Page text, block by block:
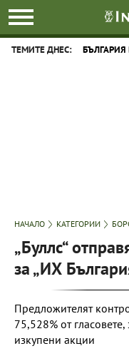
ТЕМИТЕ ДНЕС: БЪЛГАРИЯ
НАЧАЛО КАТЕГОРИИ
„Буллс“
за „ИХ
Предложителят
75,528% от
изкупени акции